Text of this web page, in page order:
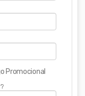
Promocional